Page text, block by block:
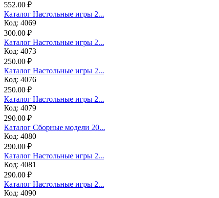
552.00 ₽
Каталог Настольные игры 2...
Код: 4069
300.00 ₽
Каталог Настольные игры 2...
Код: 4073
250.00 ₽
Каталог Настольные игры 2...
Код: 4076
250.00 ₽
Каталог Настольные игры 2...
Код: 4079
290.00 ₽
Каталог Сборные модели 20...
Код: 4080
290.00 ₽
Каталог Настольные игры 2...
Код: 4081
290.00 ₽
Каталог Настольные игры 2...
Код: 4090